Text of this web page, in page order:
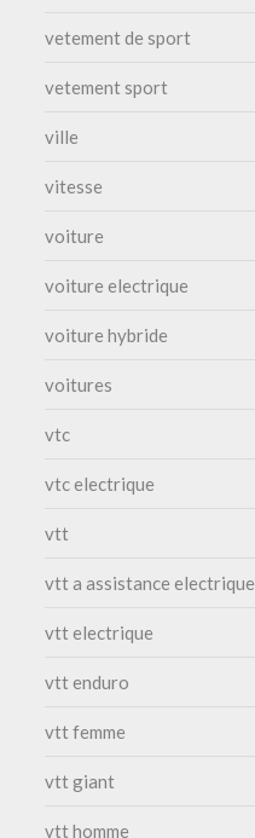
vetement de sport
vetement sport
ville
vitesse
voiture
voiture electrique
voiture hybride
voitures
vtc
vtc electrique
vtt
vtt a assistance electrique
vtt electrique
vtt enduro
vtt femme
vtt giant
vtt homme